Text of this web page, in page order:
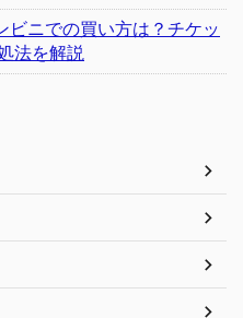
ビニでの買い方は？チケッ
法を解説